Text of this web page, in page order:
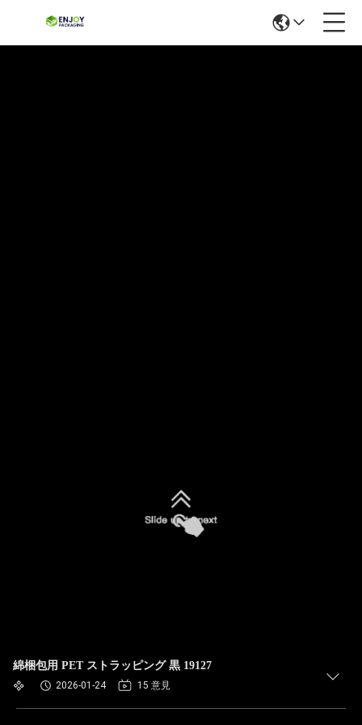
綿梱包用 PET ストラッピング 黒 19127
2026-01-24 15 意見